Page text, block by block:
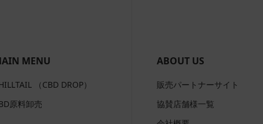
MENU
（CBD DROP）
原料卸売
ABOUT US
販売パートナーサイト
協賛店舗様一覧